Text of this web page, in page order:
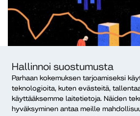
Hallinnoi suostumusta
Parhaan kokemuksen tarjoamiseksi
teknologioita, kuten evästeitä,
käyttääksemme laitetietoja. Näiden
hyväksyminen antaa meille
Artikkeli 9.10.2020
Tilastotiedot hyötykäyttöön